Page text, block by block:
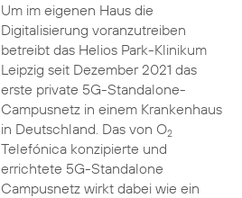
Um im eigenen Haus die
Digitalisierung voranzutreiben
betreibt das Helios Park-Klinikum
Leipzig seit Dezember 2021 das
erste private 5G-Standalone-
Campusnetz in einem Krankenhaus
in Deutschland. Das von O2
Telefónica konzipierte und
errichtete 5G-Standalone
Campusnetz wirkt dabei wie ein